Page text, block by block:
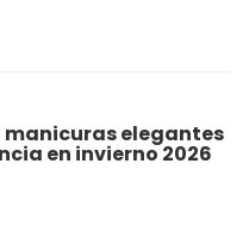
manicuras elegantes
en invierno 2026